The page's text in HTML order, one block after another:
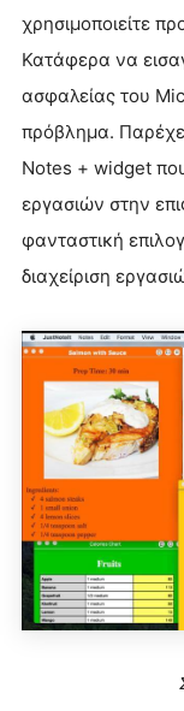
χρησιμοποιείτε
Κατάφερα να
ασφαλείας του
πρόβλημα.
Notes + widget
εργασιών στην
φανταστική
διαχείριση